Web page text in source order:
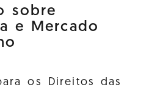
sobre
e Mercado
os Direitos das